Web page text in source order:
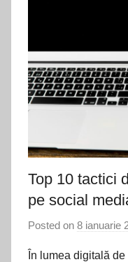
Top 10 tactici
pe social
Posted on 8 ianuarie
În lumea digitală